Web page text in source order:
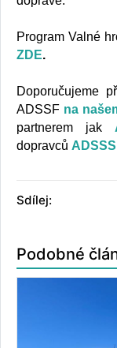
Program Valné
ZDE.
Doporučujeme
ADSSF na
partnerem jak
dopravců ADSSS
Sdílej:
Podobné